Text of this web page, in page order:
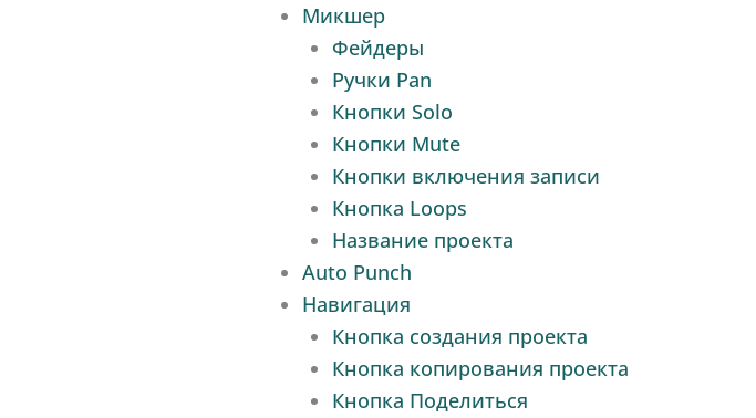
Микшер
Фейдеры
Ручки Pan
Кнопки Solo
Кнопки Mute
Кнопки включения записи
Кнопка Loops
Название проекта
Auto Punch
Навигация
Кнопка создания проекта
Кнопка копирования проекта
Кнопка Поделиться